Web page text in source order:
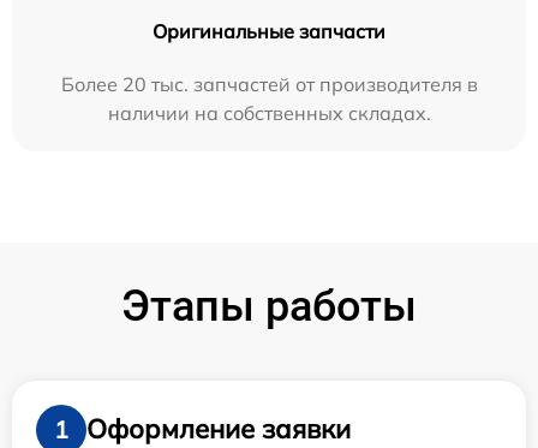
Оригинальные запчасти
Более 20 тыс. запчастей от производителя в
наличии на собственных складах.
Этапы работы
1
Оформление заявки